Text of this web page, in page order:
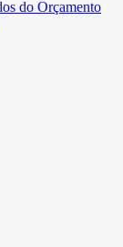
do Orçamento